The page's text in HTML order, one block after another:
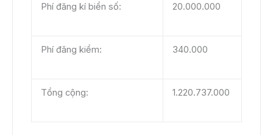
Phí đăng kí biển số: 20.000.000
Phí đăng kiểm: 340.000
Tổng cộng: 1.220.737.000